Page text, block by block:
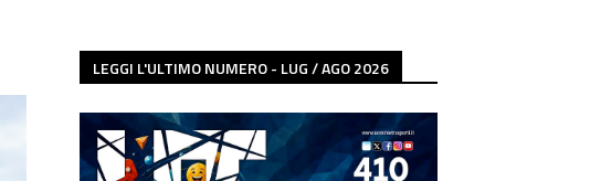
LEGGI L'ULTIMO NUMERO - LUG / AGO 2026